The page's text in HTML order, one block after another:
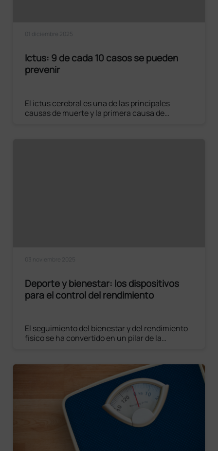
01 diciembre 2025
Ictus: 9 de cada 10 casos se pueden
prevenir
El ictus cerebral es una de las principales
causas de muerte y la primera causa de
03 noviembre 2025
Deporte y bienestar: los dispositivos
para el control del rendimiento
El seguimiento del bienestar y del rendimiento
físico se ha convertido en un pilar de la
investigación científica.
Leer el artículo